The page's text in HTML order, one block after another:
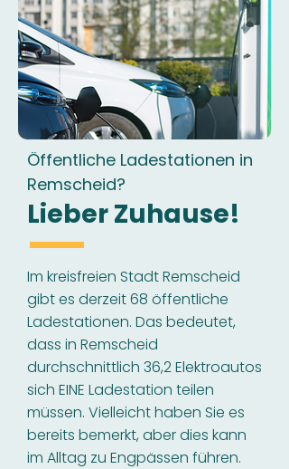
Öffentliche Ladestationen in
Remscheid?
Lieber Zuhause!
Im kreisfreien Stadt Remscheid
gibt es derzeit 68 öffentliche
Ladestationen. Das bedeutet,
dass in Remscheid
durchschnittlich 36,2 Elektroautos
sich EINE Ladestation teilen
müssen. Vielleicht haben Sie es
bereits bemerkt, aber dies kann
im Alltag zu Engpässen führen.